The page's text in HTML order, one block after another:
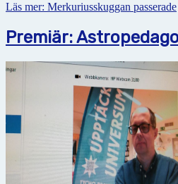
Läs mer: Merkuriusskuggan passerade
Premiär: